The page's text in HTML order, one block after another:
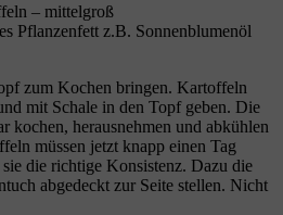
– mittelgroß
Pflanzenfett z.B. Sonnenblumenöl
zum Kochen bringen. Kartoffeln
mit Schale in den Topf geben. Die
kochen, herausnehmen und abkühlen
müssen jetzt knapp einen Tag
die richtige Konsistenz. Dazu die
abgedeckt zur Seite stellen. Nicht